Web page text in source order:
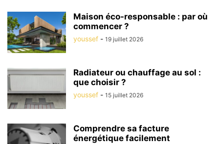
Maison éco-responsable : par où
commencer ?
youssef - 19 juillet 2026
Radiateur ou chauffage au sol :
que choisir ?
youssef - 15 juillet 2026
Comprendre sa facture
énergétique facilement